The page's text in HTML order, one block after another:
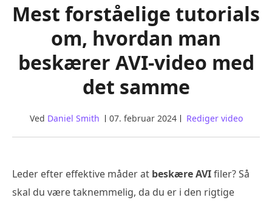
Mest forståelige tutorials
om, hvordan man
beskærer AVI-video med
det samme
Ved Daniel Smith 07. februar 2024 Rediger video
Leder efter effektive måder at beskære AVIfiler? Så
skal du være taknemmelig, da du er i den rigtige